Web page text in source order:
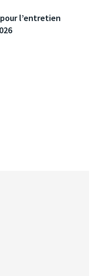
l’entretien